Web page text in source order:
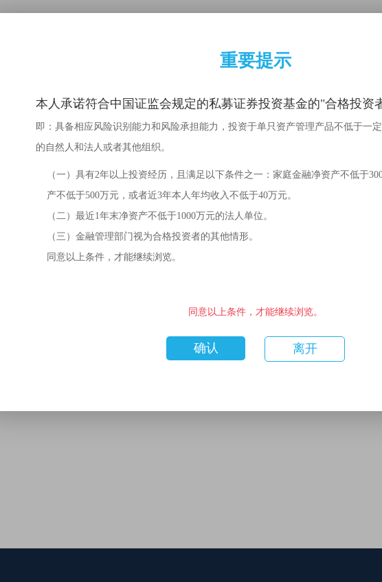
重要提示
本人承诺符合中国证监会规定的私募证券投资基金的"合格投资
即：具备相应风险识别能力和风险承担能力，投资于单只资产管理产品不低于一
的自然人和法人或者其他组织。
（一）具有2年以上投资经历，且满足以下条件之一：家庭金融净资产不低于
产不低于500万元，或者近3年本人年均收入不低于40万元。
（二）最近1年末净资产不低于1000万元的法人单位。
（三）金融管理部门视为合格投资者的其他情形。
同意以上条件，才能继续浏览。
同意以上条件，才能继续浏览。
确认 离开